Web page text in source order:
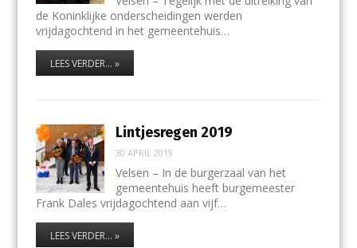
de Koninklijke onderscheidingen werden
vrijdagochtend in het gemeentehuis…
LEES VERDER... »
Lintjesregen 2019
30 APRIL 2019
Velsen – In de burgerzaal van het
gemeentehuis heeft burgemeester
Frank Dales vrijdagochtend aan vijf…
LEES VERDER... »